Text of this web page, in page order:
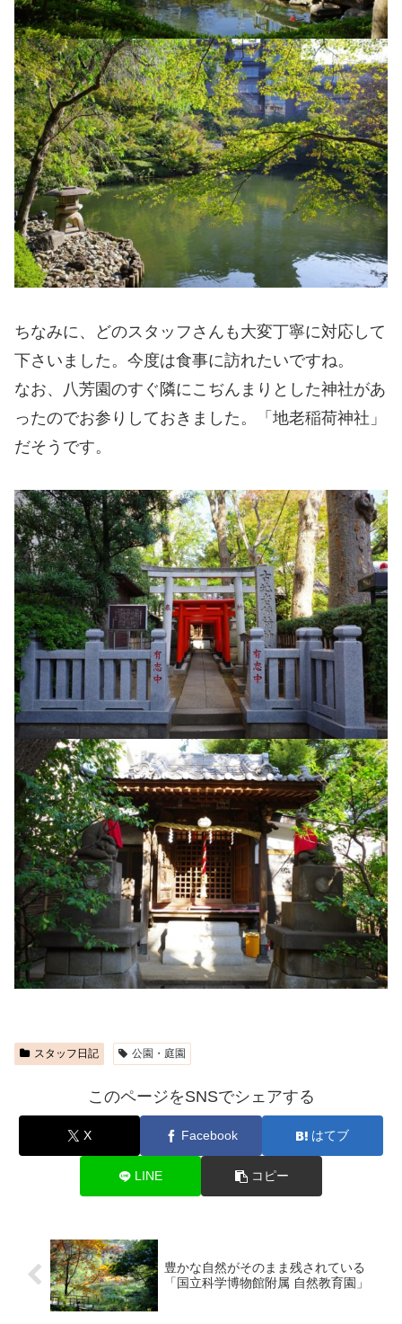
ちなみに、どのスタッフさんも大変丁寧に対応して
下さいました。今度は食事に訪れたいですね。
なお、八芳園のすぐ隣にこぢんまりとした神社があ
ったのでお参りしておきました。「地老稲荷神社」
だそうです。
スタッフ日記 公園・庭園
このページをSNSでシェアする
X Facebook はてブ
LINE コピー
豊かな自然がそのまま残されている
「国立科学博物館附属 自然教育園」